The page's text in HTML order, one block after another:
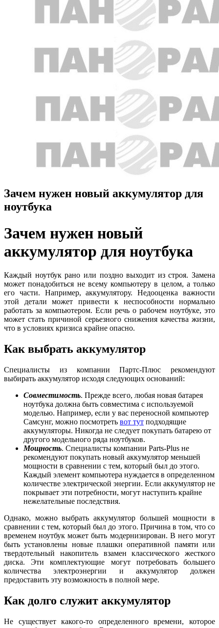
Зачем нужен новый аккумулятор для
ноутбука
Зачем нужен новый
аккумулятор для ноутбука
Каждый ноутбук рано или поздно выходит из строя. Замена
может понадобиться не всему компьютеру в целом, а только
его части. Например, аккумулятору. Недооценка важности
этой детали может привести к неспособности нормально
работать за компьютером. Если речь о рабочем ноутбуке, это
может стать причиной серьезного снижения качества жизни,
что в условиях кризиса крайне опасно.
Как выбрать аккумулятор
Специалисты из компании Партс-Плюс рекомендуют
выбирать аккумулятор исходя следующих оснований:
Совместимость. Прежде всего, любая новая батарея
ноутбука должна быть совместима с используемой
моделью. Например, если у вас переносной компьютер
Самсунг, можно посмотреть вот тут подходящие
аккумуляторы. Никогда не следует покупать батарею от
другого модельного ряда ноутбуков.
Мощность. Специалисты компании Parts-Plus не
рекомендуют покупать новый аккумулятор меньшей
мощности в сравнении с тем, который был до этого.
Каждый элемент компьютера нуждается в определенном
количестве электрической энергии. Если аккумулятор не
покрывает эти потребности, могут наступить крайне
нежелательные последствия.
Однако, можно выбрать аккумулятор большей мощности в
сравнении с тем, который был до этого. Причина в том, что со
временем ноутбук может быть модернизирован. В него могут
быть установлены новые плашки оперативной памяти или
твердотельный накопитель взамен классического жесткого
диска. Эти комплектующие могут потребовать большего
количества электроэнергии и аккумулятор должен
предоставить эту возможность в полной мере.
Как долго служит аккумулятор
Не существует какого-то определенного времени, которое